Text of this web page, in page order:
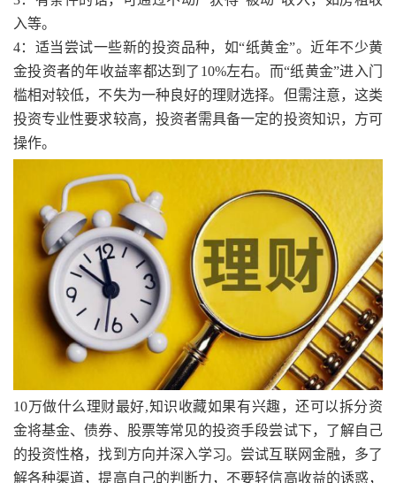
入等。
4：适当尝试一些新的投资品种，如“纸黄金”。近年不少黄
金投资者的年收益率都达到了10%左右。而“纸黄金”进入门
槛相对较低，不失为一种良好的理财选择。但需注意，这类
投资专业性要求较高，投资者需具备一定的投资知识，方可
操作。
10万做什么理财最好,知识收藏如果有兴趣，还可以拆分资
金将基金、债券、股票等常见的投资手段尝试下，了解自己
的投资性格，找到方向并深入学习。尝试互联网金融，多了
解各种渠道，提高自己的判断力，不要轻信高收益的诱惑，